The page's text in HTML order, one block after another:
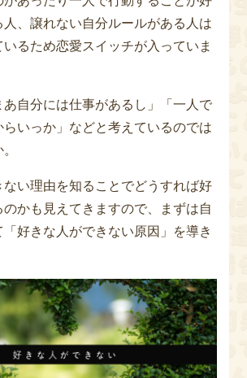
人、譲れない自分ルールがある人は
るため恋愛スイッチが入っていま
あ自分には仕事があるし」「一人で
らいっか」などと考えているのでは
ない理由を知ることでどうすれば好
のかも見えてきますので、まずは自
好きな人ができない原因」を導き